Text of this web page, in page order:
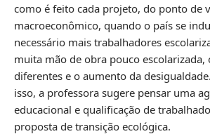
como é feito cada projeto, do ponto de
macroeconômico, quando o país se
necessário mais trabalhadores
muita mão de obra pouco escolarizada,
diferentes e o aumento da
isso, a professora sugere pensar uma
educacional e qualificação de
proposta de transição ecológica.